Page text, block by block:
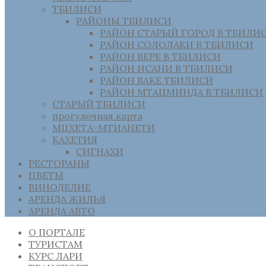
ТБИЛИСИ
РАЙОНЫ ТБИЛИСИ
РАЙОН СТАРЫЙ ГОРОД В
РАЙОН СОЛОЛАКИ В ТБИЛИСИ
РАЙОН ВЕРЕ В ТБИЛИСИ
РАЙОН ИСАНИ В ТБИЛИСИ
РАЙОН ВАКЕ ТБИЛИСИ
РАЙОН МТАЦМИНДА В ТБИЛИСИ
СТАРЫЙ ТБИЛИСИ
прогулочная карта
МЦХЕТА-МТИАНЕТИ
КАХЕТИЯ
СИГНАХИ
РЕСТОРАНЫ
ЦВЕТЫ
ВИНОДЕЛИЕ
АРЕНДА ЖИЛЬЯ
АРЕНДА АВТО
О ПОРТАЛЕ
ТУРИСТАМ
КУРС ЛАРИ